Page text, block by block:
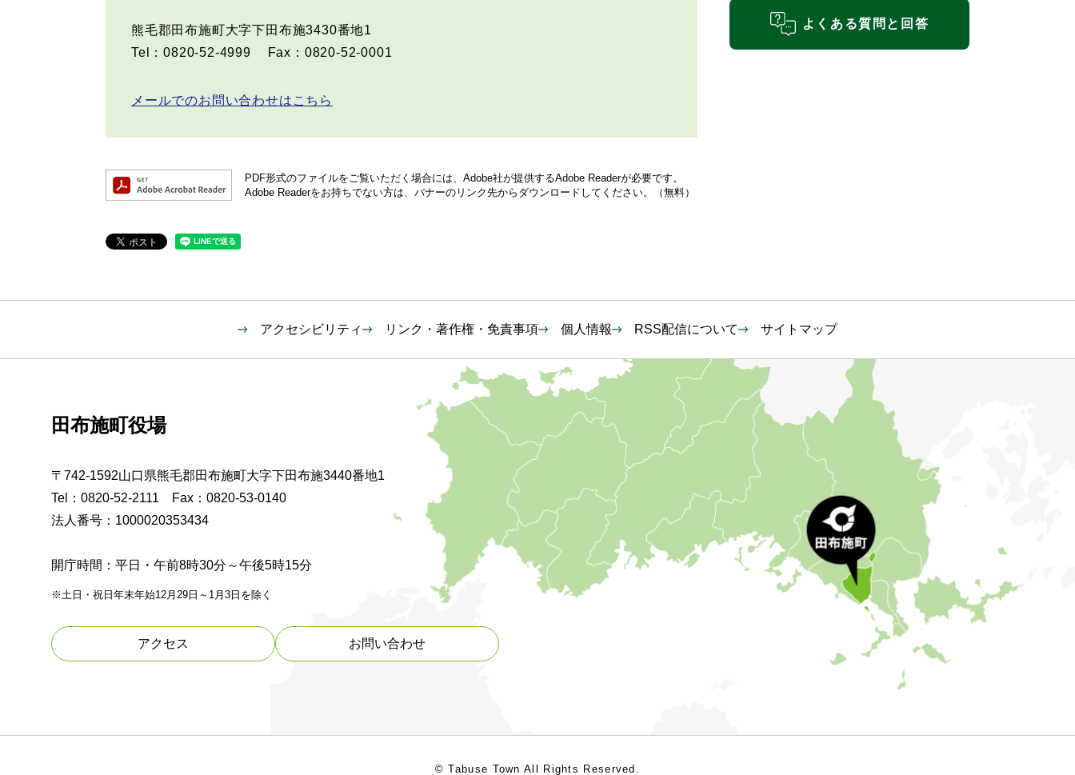
熊毛郡田布施町大字下田布施3430番地1
Tel：0820-52-4999
Fax：0820-52-0001
メールでのお問い合わせはこちら
PDF形式のファイルをご覧いただく場合には、Adobe社が提供するAdobe Readerが必要です。
Adobe Readerをお持ちでない方は、バナーのリンク先からダウンロードしてください。（無料）
よくある質問と回答
アクセシビリティ リンク・著作権・免責事項 個人情報 RSS配信について サイトマップ
田布施町役場
〒742-1592山口県熊毛郡田布施町大字下田布施3440番地1
Tel：0820-52-2111 Fax：0820-53-0140
法人番号：1000020353434
開庁時間：平日・午前8時30分～午後5時15分
※土日・祝日年末年始12月29日～1月3日を除く
アクセス お問い合わせ
© Tabuse Town All Rights Reserved.